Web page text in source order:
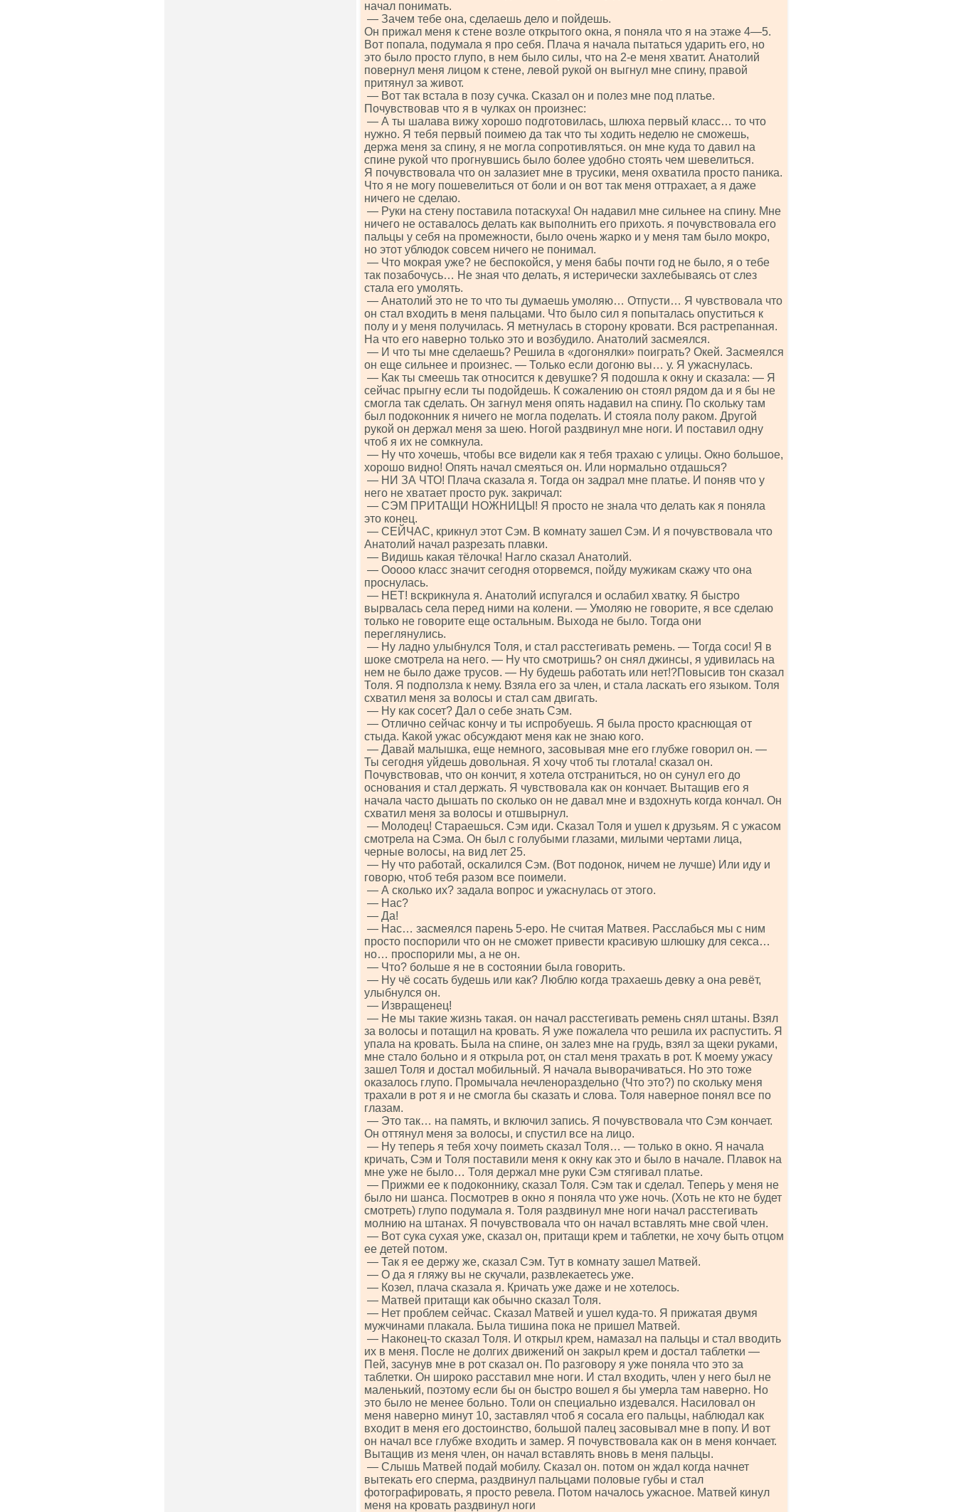
начал понимать.
— Зачем тебе она, сделаешь дело и пойдешь.
Он прижал меня к стене возле открытого окна, я поняла что я на этаже 4—5.
Вот попала, подумала я про себя. Плача я начала пытаться ударить его, но
это было просто глупо, в нем было силы, что на 2-е меня хватит. Анатолий
повернул меня лицом к стене, левой рукой он выгнул мне спину, правой
притянул за живот.
— Вот так встала в позу сучка. Сказал он и полез мне под платье.
Почувствовав что я в чулках он произнес:
— А ты шалава вижу хорошо подготовилась, шлюха первый класс… то что
нужно. Я тебя первый поимею да так что ты ходить неделю не сможешь,
держа меня за спину, я не могла сопротивляться. он мне куда то давил на
спине рукой что прогнувшись было более удобно стоять чем шевелиться.
Я почувствовала что он залазиет мне в трусики, меня охватила просто паника.
Что я не могу пошевелиться от боли и он вот так меня оттрахает, а я даже
ничего не сделаю.
— Руки на стену поставила потаскуха! Он надавил мне сильнее на спину. Мне
ничего не оставалось делать как выполнить его прихоть. я почувствовала его
пальцы у себя на промежности, было очень жарко и у меня там было мокро,
но этот ублюдок совсем ничего не понимал.
— Что мокрая уже? не беспокойся, у меня бабы почти год не было, я о тебе
так позабочусь… Не зная что делать, я истерически захлебываясь от слез
стала его умолять.
— Анатолий это не то что ты думаешь умоляю… Отпусти… Я чувствовала что
он стал входить в меня пальцами. Что было сил я попыталась опуститься к
полу и у меня получилась. Я метнулась в сторону кровати. Вся растрепанная.
На что его наверно только это и возбудило. Анатолий засмеялся.
— И что ты мне сделаешь? Решила в «догонялки» поиграть? Окей. Засмеялся
он еще сильнее и произнес. — Только если догоню вы… у. Я ужаснулась.
— Как ты смеешь так относится к девушке? Я подошла к окну и сказала: — Я
сейчас прыгну если ты подойдешь. К сожалению он стоял рядом да и я бы не
смогла так сделать. Он загнул меня опять надавил на спину. По скольку там
был подоконник я ничего не могла поделать. И стояла полу раком. Другой
рукой он держал меня за шею. Ногой раздвинул мне ноги. И поставил одну
чтоб я их не сомкнула.
— Ну что хочешь, чтобы все видели как я тебя трахаю с улицы. Окно большое,
хорошо видно! Опять начал смеяться он. Или нормально отдашься?
— НИ ЗА ЧТО! Плача сказала я. Тогда он задрал мне платье. И поняв что у
него не хватает просто рук. закричал:
— СЭМ ПРИТАЩИ НОЖНИЦЫ! Я просто не знала что делать как я поняла
это конец.
— СЕЙЧАС, крикнул этот Сэм. В комнату зашел Сэм. И я почувствовала что
Анатолий начал разрезать плавки.
— Видишь какая тёлочка! Нагло сказал Анатолий.
— Ооооо класс значит сегодня оторвемся, пойду мужикам скажу что она
проснулась.
— НЕТ! вскрикнула я. Анатолий испугался и ослабил хватку. Я быстро
вырвалась села перед ними на колени. — Умоляю не говорите, я все сделаю
только не говорите еще остальным. Выхода не было. Тогда они
переглянулись.
— Ну ладно улыбнулся Толя, и стал расстегивать ремень. — Тогда соси! Я в
шоке смотрела на него. — Ну что смотришь? он снял джинсы, я удивилась на
нем не было даже трусов. — Ну будешь работать или нет!?Повысив тон сказал
Толя. Я подползла к нему. Взяла его за член, и стала ласкать его языком. Толя
схватил меня за волосы и стал сам двигать.
— Ну как сосет? Дал о себе знать Сэм.
— Отлично сейчас кончу и ты испробуешь. Я была просто краснющая от
стыда. Какой ужас обсуждают меня как не знаю кого.
— Давай малышка, еще немного, засовывая мне его глубже говорил он. —
Ты сегодня уйдешь довольная. Я хочу чтоб ты глотала! сказал он.
Почувствовав, что он кончит, я хотела отстраниться, но он сунул его до
основания и стал держать. Я чувствовала как он кончает. Вытащив его я
начала часто дышать по сколько он не давал мне и вздохнуть когда кончал. Он
схватил меня за волосы и отшвырнул.
— Молодец! Стараешься. Сэм иди. Сказал Толя и ушел к друзьям. Я с ужасом
смотрела на Сэма. Он был с голубыми глазами, милыми чертами лица,
черные волосы, на вид лет 25.
— Ну что работай, оскалился Сэм. (Вот подонок, ничем не лучше) Или иду и
говорю, чтоб тебя разом все поимели.
— А сколько их? задала вопрос и ужаснулась от этого.
— Нас?
— Да!
— Нас… засмеялся парень 5-еро. Не считая Матвея. Расслабься мы с ним
просто поспорили что он не сможет привести красивую шлюшку для секса…
но… проспорили мы, а не он.
— Что? больше я не в состоянии была говорить.
— Ну чё сосать будешь или как? Люблю когда трахаешь девку а она ревёт,
улыбнулся он.
— Извращенец!
— Не мы такие жизнь такая. он начал расстегивать ремень снял штаны. Взял
за волосы и потащил на кровать. Я уже пожалела что решила их распустить. Я
упала на кровать. Была на спине, он залез мне на грудь, взял за щеки руками,
мне стало больно и я открыла рот, он стал меня трахать в рот. К моему ужасу
зашел Толя и достал мобильный. Я начала выворачиваться. Но это тоже
оказалось глупо. Промычала нечленораздельно (Что это?) по скольку меня
трахали в рот я и не смогла бы сказать и слова. Толя наверное понял все по
глазам.
— Это так… на память, и включил запись. Я почувствовала что Сэм кончает.
Он оттянул меня за волосы, и спустил все на лицо.
— Ну теперь я тебя хочу поиметь сказал Толя… — только в окно. Я начала
кричать, Сэм и Толя поставили меня к окну как это и было в начале. Плавок на
мне уже не было… Толя держал мне руки Сэм стягивал платье.
— Прижми ее к подоконнику, сказал Толя. Сэм так и сделал. Теперь у меня не
было ни шанса. Посмотрев в окно я поняла что уже ночь. (Хоть не кто не будет
смотреть) глупо подумала я. Толя раздвинул мне ноги начал расстегивать
молнию на штанах. Я почувствовала что он начал вставлять мне свой член.
— Вот сука сухая уже, сказал он, притащи крем и таблетки, не хочу быть отцом
ее детей потом.
— Так я ее держу же, сказал Сэм. Тут в комнату зашел Матвей.
— О да я гляжу вы не скучали, развлекаетесь уже.
— Козел, плача сказала я. Кричать уже даже и не хотелось.
— Матвей притащи как обычно сказал Толя.
— Нет проблем сейчас. Сказал Матвей и ушел куда-то. Я прижатая двумя
мужчинами плакала. Была тишина пока не пришел Матвей.
— Наконец-то сказал Толя. И открыл крем, намазал на пальцы и стал вводить
их в меня. После не долгих движений он закрыл крем и достал таблетки —
Пей, засунув мне в рот сказал он. По разговору я уже поняла что это за
таблетки. Он широко расставил мне ноги. И стал входить, член у него был не
маленький, поэтому если бы он быстро вошел я бы умерла там наверно. Но
это было не менее больно. Толи он специально издевался. Насиловал он
меня наверно минут 10, заставлял чтоб я сосала его пальцы, наблюдал как
входит в меня его достоинство, большой палец засовывал мне в попу. И вот
он начал все глубже входить и замер. Я почувствовала как он в меня кончает.
Вытащив из меня член, он начал вставлять вновь в меня пальцы.
— Слышь Матвей подай мобилу. Сказал он. потом он ждал когда начнет
вытекать его сперма, раздвинул пальцами половые губы и стал
фотографировать, я просто ревела. Потом началось ужасное. Матвей кинул
меня на кровать раздвинул ноги